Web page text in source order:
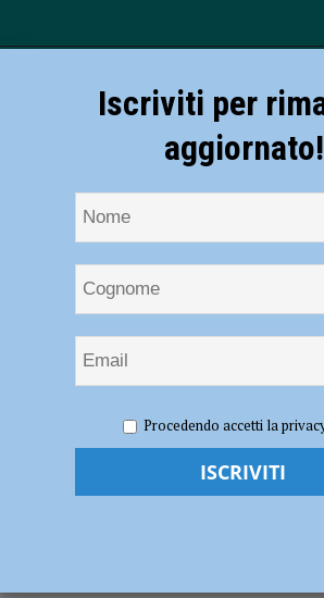
l’organizzazione del “metodo georgiano”: 62
anche a Piacenza
Smantellata
Iscriviti per
aggiornato!
Procedendo accetti la